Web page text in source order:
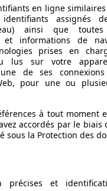
en ligne
assignés
ainsi que
informations de
prises en
lus sur votre
de ses
pour une ou
à tout moment
accordés par le biais
sous la Protection des
précises et